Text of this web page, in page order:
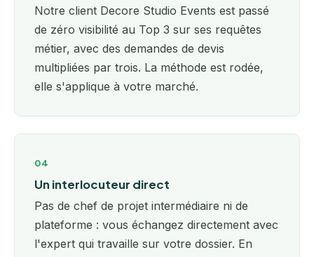
Notre client Decore Studio Events est passé
de zéro visibilité au Top 3 sur ses requêtes
métier, avec des demandes de devis
multipliées par trois. La méthode est rodée,
elle s'applique à votre marché.
04
Un interlocuteur direct
Pas de chef de projet intermédiaire ni de
plateforme : vous échangez directement avec
l'expert qui travaille sur votre dossier. En